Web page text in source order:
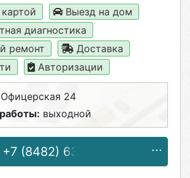
Выезд на дом
диагностика
ремонт
Доставка
Авторизации
Офицерская 24
выходной
(8482) 63-90-89